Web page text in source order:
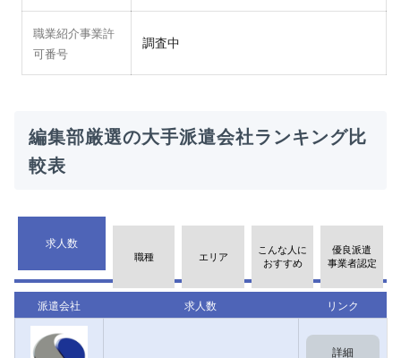
職業紹介事業許
可番号
調査中
編集部厳選の大手派遣会社ランキング比
較表
求人数
職種 エリア
こんな人に
おすすめ
優良派遣
事業者認定
派遣会社 求人数 リンク
詳細